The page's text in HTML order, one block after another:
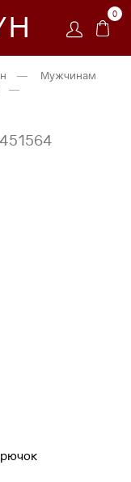
0
—
Мужчинам
—